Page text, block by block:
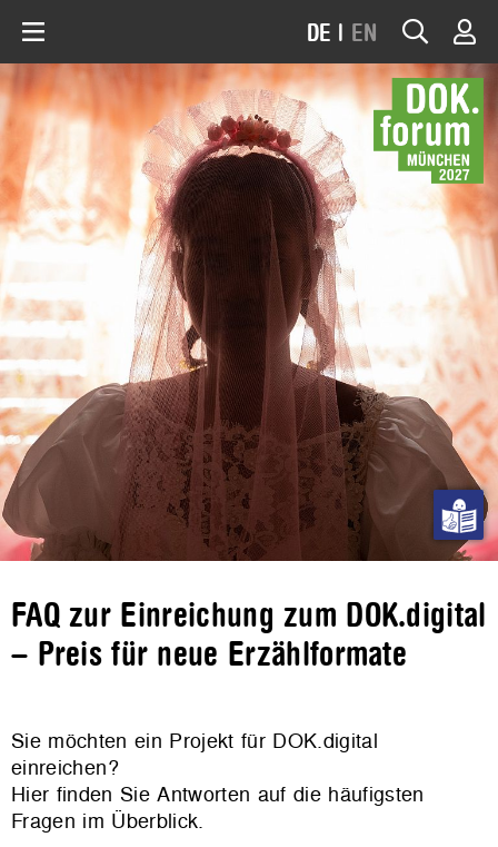
DE | EN
FAQ zur Einreichung zum DOK.digital
– Preis für neue Erzählformate
Sie möchten ein Projekt für DOK.digital
einreichen?
Hier finden Sie Antworten auf die häufigsten
Fragen im Überblick.